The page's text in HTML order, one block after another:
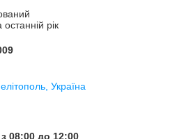
рік
Україна
08:00 до 12:00